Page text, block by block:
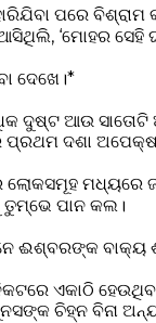
ପରେ
ଆସିଥିଲି, ‘ମୋହର
ଦେଖେ।*
ଦୁଷ୍ଟ ଆଉ
ଦଶା
ମଧ୍ୟରେ
ପାନ କଲ।
ଈଶ୍ବରଙ୍କ ବାକ୍ୟ
ଏକାଠି
ଚିହ୍ନ ବିନା